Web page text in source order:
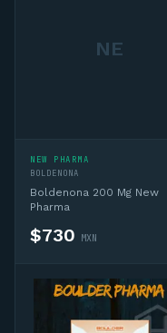
NE
NEW PHARMA
BOLDENONA
Boldenona 200 Mg New
Pharma
$730 MXN
En línea — IA +
Hola, soy el
Deportivos MX.
complementos
necesitas algo